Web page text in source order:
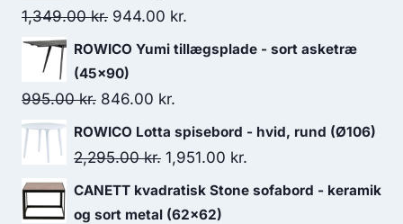
1,349.00kr. 944.00 kr.
ROWICO Yumi tillægsplade - sort asketræ
(45x90)
995.00kr. 846.00 kr.
ROWICO Lotta spisebord - hvid, rund (Ø106)
2,295.00kr. 1,951.00 kr.
CANETT kvadratisk Stone sofabord - keramik
og sort metal (62x62)